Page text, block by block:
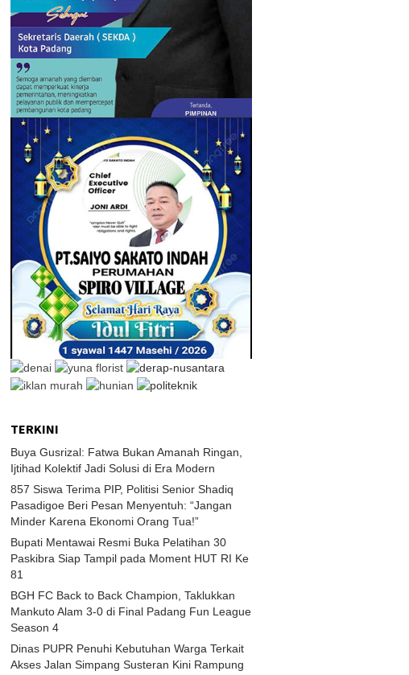
TERKINI
Buya Gusrizal: Fatwa Bukan Amanah Ringan,
Ijtihad Kolektif Jadi Solusi di Era Modern
857 Siswa Terima PIP, Politisi Senior Shadiq
Pasadigoe Beri Pesan Menyentuh: “Jangan
Minder Karena Ekonomi Orang Tua!”
Bupati Mentawai Resmi Buka Pelatihan 30
Paskibra Siap Tampil pada Moment HUT RI Ke
81
BGH FC Back to Back Champion, Taklukkan
Mankuto Alam 3-0 di Final Padang Fun League
Season 4
Dinas PUPR Penuhi Kebutuhan Warga Terkait
Akses Jalan Simpang Susteran Kini Rampung